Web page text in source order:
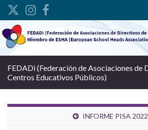
Search for:
FEDADi (Federación de Asociaciones de
Centros Educativos Públicos)
INFORME PISA 2022